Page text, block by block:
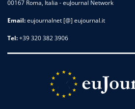
00167 Roma, Italia - euJournal Network
Email:eujournalnet [@] eujournal.it
Tel:+39 320 382 3906